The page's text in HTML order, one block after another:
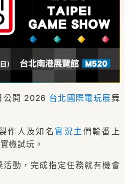
公開 2026 台北國際電玩展舞
作人及知名實況主 們輪番上
機試玩。
動，完成指定任務就有機會